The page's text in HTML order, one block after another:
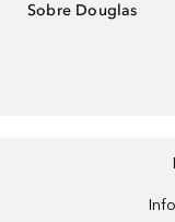
Sobre Douglas